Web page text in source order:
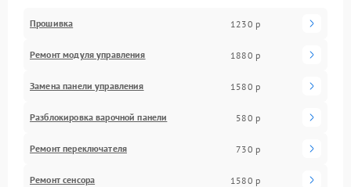
Прошивка 1230 р
Ремонт модуля управления 1880 р
Замена панели управления 1580 р
Разблокировка варочной панели 580 р
Ремонт переключателя 730 р
Ремонт сенсора 1580 р